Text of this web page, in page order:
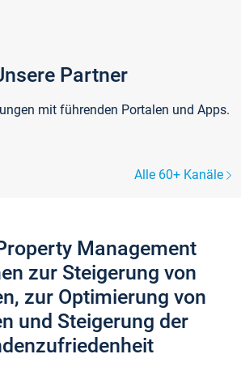
Partner
mit führenden Portalen und Apps.
Alle 60+ Kanäle
Management
zur Steigerung von
zur Optimierung von
und Steigerung der